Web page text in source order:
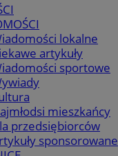
lokalne
artykuły
sportowe
mieszkańcy
przedsiębiorców
sponsorowane